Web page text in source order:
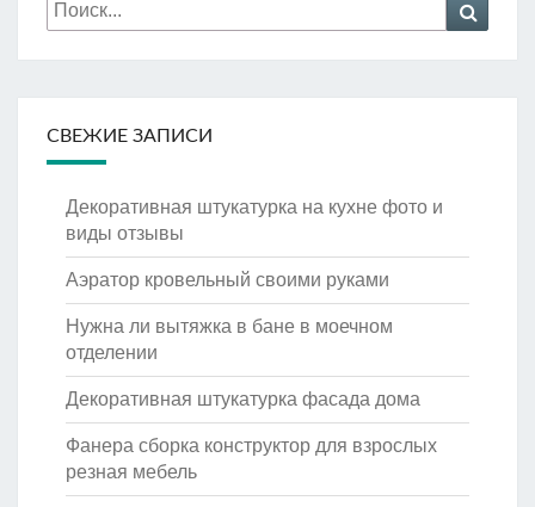
СВЕЖИЕ ЗАПИСИ
Декоративная штукатурка на кухне фото и
виды отзывы
Аэратор кровельный своими руками
Нужна ли вытяжка в бане в моечном
отделении
Декоративная штукатурка фасада дома
Фанера сборка конструктор для взрослых
резная мебель